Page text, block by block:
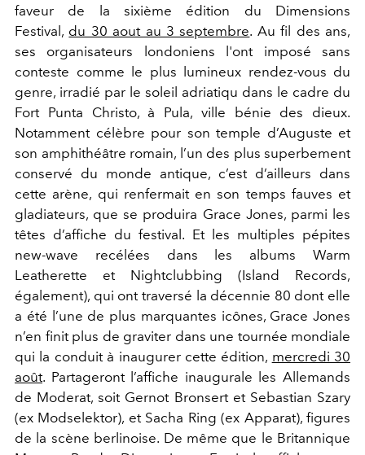
faveur de la sixième édition du Dimensions
Festival, du 30 aout au 3 septembre. Au fil des ans,
ses organisateurs londoniens l'ont imposé sans
conteste comme le plus lumineux rendez-vous du
genre, irradié par le soleil adriatiqu dans le cadre du
Fort Punta Christo, à Pula, ville bénie des dieux.
Notamment célèbre pour son temple d’Auguste et
son amphithéâtre romain, l’un des plus superbement
conservé du monde antique, c’est d’ailleurs dans
cette arène, qui renfermait en son temps fauves et
gladiateurs, que se produira Grace Jones, parmi les
têtes d’affiche du festival. Et les multiples pépites
new-wave recélées dans les albums Warm
Leatherette et Nightclubbing (Island Records,
également), qui ont traversé la décennie 80 dont elle
a été l’une de plus marquantes icônes, Grace Jones
n’en finit plus de graviter dans une tournée mondiale
qui la conduit à inaugurer cette édition, mercredi 30
août. Partageront l’affiche inaugurale les Allemands
de Moderat, soit Gernot Bronsert et Sebastian Szary
(ex Modselektor), et Sacha Ring (ex Apparat), figures
de la scène berlinoise. De même que le Britannique